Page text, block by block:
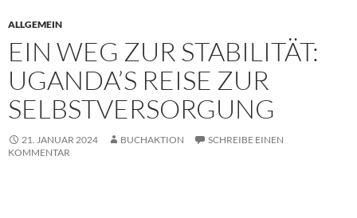
ALLGEMEIN
EIN WEG ZUR STABILITÄT:
UGANDA’S REISE ZUR
SELBSTVERSORGUNG
21. JANUAR 2024 BUCHAKTION
SCHREIBE EINEN
KOMMENTAR